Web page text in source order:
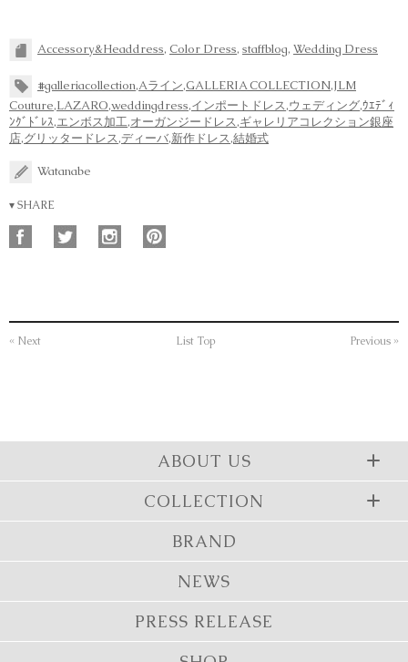
Accessory&Headdress, Color Dress, staffblog, Wedding Dress
#galleriacollection,Aライン,GALLERIA COLLECTION,JLM
Couture,LAZARO,weddingdress,インポートドレス,ウェディング,ｳｴﾃﾞｨ
ﾝｸﾞﾄﾞﾚｽ,エンボス加工,オーガンジードレス,ギャレリアコレクション銀座
店,グリッタードレス,ディーバ,新作ドレス,結婚式
Watanabe
▾ SHARE
« Next List Top Previous »
ABOUT US
COLLECTION
BRAND
NEWS
PRESS RELEASE